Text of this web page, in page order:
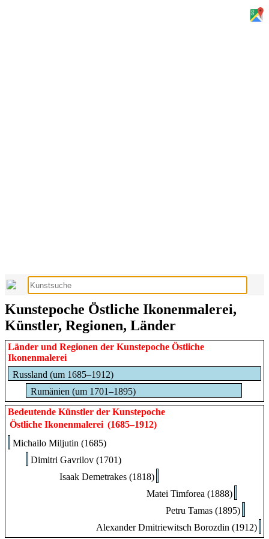
Kunstepoche Östliche Ikonenmalerei,
Künstler, Regionen, Länder
Länder und Regionen der Kunstepoche Östliche
Ikonenmalerei
Russland (um 1685–1912)
Rumänien (um 1701–1895)
Bedeutende Künstler der Kunstepoche
Östliche Ikonenmalerei (1685–1912)
Michailo Miljutin (1685)
Dimitri Gavrilov (1701)
Isaak Demetrakes (1818)
Matei Timforea (1888)
Petru Tamas (1895)
Alexander Dmitriewitsch Borozdin (1912)